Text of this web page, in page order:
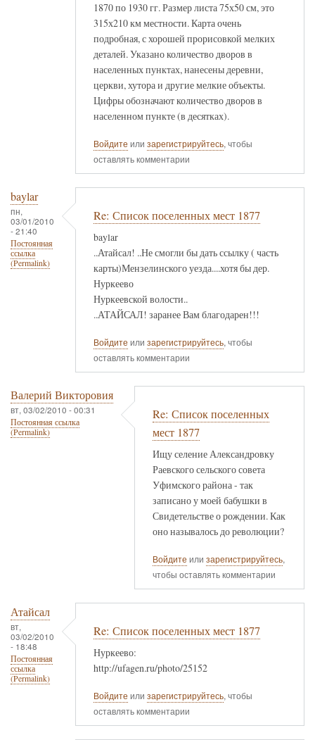
1870 по 1930 гг. Размер листа 75х50 см, это
315х210 км местности. Карта очень
подробная, с хорошей прорисовкой мелких
деталей. Указано количество дворов в
населенных пунктах, нанесены деревни,
церкви, хутора и другие мелкие объекты.
Цифры обозначают количество дворов в
населенном пункте (в десятках).
Войдите или зарегистрируйтесь, чтобы
оставлять комментарии
baylar
пн,
03/01/2010
- 21:40
Постоянная
ссылка
(Permalink)
Re: Список поселенных мест 1877
baylar
..Атайсал! ..Не смогли бы дать ссылку ( часть
карты)Мензелинского уезда....хотя бы дер.
Нуркеево
Нуркеевской волости..
..АТАЙСАЛ! заранее Вам благодарен!!!
Войдите или зарегистрируйтесь, чтобы
оставлять комментарии
Валерий Викторовия
вт, 03/02/2010 - 00:31
Постоянная ссылка
(Permalink)
Re: Список поселенных
мест 1877
Ищу селение Александровку
Раевского сельского совета
Уфимского района - так
записано у моей бабушки в
Свидетельстве о рождении. Как
оно называлось до революции?
Войдите или зарегистрируйтесь,
чтобы оставлять комментарии
Атайсал
вт,
03/02/2010
- 18:48
Постоянная
ссылка
(Permalink)
Re: Список поселенных мест 1877
Нуркеево:
http://ufagen.ru/photo/25152
Войдите или зарегистрируйтесь, чтобы
оставлять комментарии